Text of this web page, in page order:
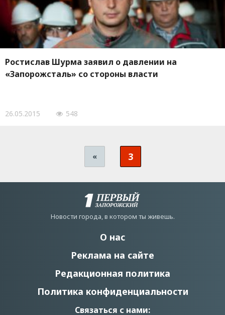
Ростислав Шурма заявил о давлении на
«Запорожсталь» со стороны власти
26.05.2015 548
« 3
Новости города, в котором ты живешь.
О нас
Реклама на сайте
Редакционная политика
Политика конфиденциальности
Связаться с нами: